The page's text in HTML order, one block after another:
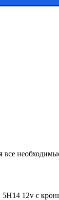
все
5Н14 12v с